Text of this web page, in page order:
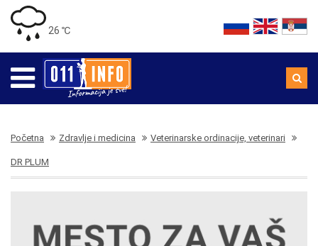
26 ℃
Početna Zdravlje i medicina Veterinarske ordinacije, veterinari
DR PLUM